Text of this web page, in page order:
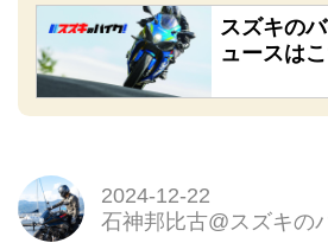
スズキの
ュースは
2024-12-22
石神邦比古@スズキの